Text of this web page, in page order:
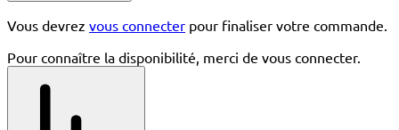
Vous devrez vous connecter pour finaliser votre commande.
Pour connaître la disponibilité, merci de vous connecter.